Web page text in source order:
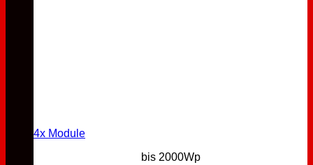
4x Module
bis 2000Wp